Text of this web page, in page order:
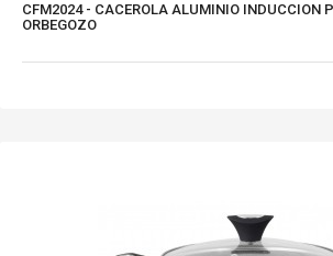
CFM2024 - CACEROLA ALUMINIO INDUCCION
ORBEGOZO